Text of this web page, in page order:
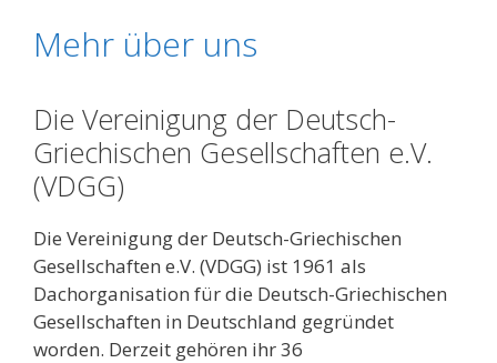
Mehr über uns
Die Vereinigung der Deutsch-
Griechischen Gesellschaften e.V.
(VDGG)
Die Vereinigung der Deutsch-Griechischen
Gesellschaften e.V. (VDGG) ist 1961 als
Dachorganisation für die Deutsch-Griechischen
Gesellschaften in Deutschland gegründet
worden. Derzeit gehören ihr 36